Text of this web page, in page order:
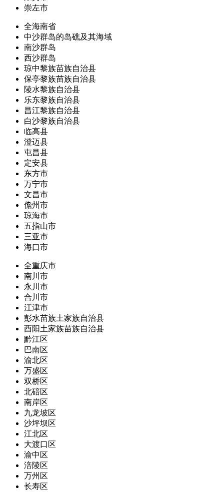
崇左市
全海南省
中沙群岛的岛礁及其海域
南沙群岛
西沙群岛
琼中黎族苗族自治县
保亭黎族苗族自治县
陵水黎族自治县
乐东黎族自治县
昌江黎族自治县
白沙黎族自治县
临高县
澄迈县
屯昌县
定安县
东方市
万宁市
文昌市
儋州市
琼海市
五指山市
三亚市
海口市
全重庆市
南川市
永川市
合川市
江津市
彭水苗族土家族自治县
酉阳土家族苗族自治县
黔江区
巴南区
渝北区
万盛区
双桥区
北碚区
南岸区
九龙坡区
沙坪坝区
江北区
大渡口区
渝中区
涪陵区
万州区
长寿区